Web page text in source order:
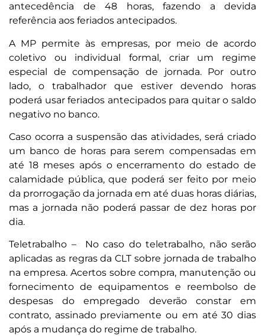
antecedência de 48 horas, fazendo a devida
referência aos feriados antecipados.
A MP permite às empresas, por meio de acordo
coletivo ou individual formal, criar um regime
especial de compensação de jornada. Por outro
lado, o trabalhador que estiver devendo horas
poderá usar feriados antecipados para quitar o saldo
negativo no banco.
Caso ocorra a suspensão das atividades, será criado
um banco de horas para serem compensadas em
até 18 meses após o encerramento do estado de
calamidade pública, que poderá ser feito por meio
da prorrogação da jornada em até duas horas diárias,
mas a jornada não poderá passar de dez horas por
dia.
Teletrabalho – No caso do teletrabalho, não serão
aplicadas as regras da CLT sobre jornada de trabalho
na empresa. Acertos sobre compra, manutenção ou
fornecimento de equipamentos e reembolso de
despesas do empregado deverão constar em
contrato, assinado previamente ou em até 30 dias
após a mudança do regime de trabalho.